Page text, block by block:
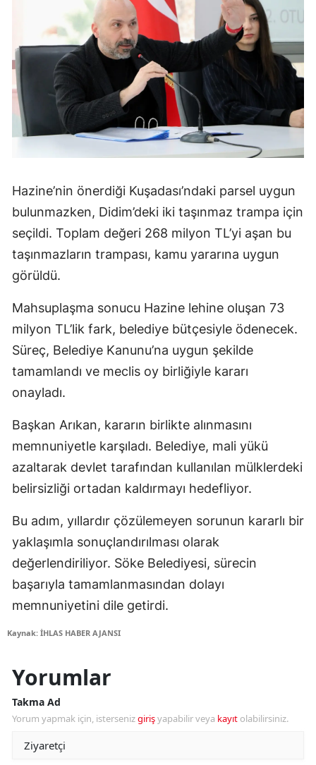
Hazine’nin önerdiği Kuşadası’ndaki parsel uygun
bulunmazken, Didim’deki iki taşınmaz trampa için
seçildi. Toplam değeri 268 milyon TL’yi aşan bu
taşınmazların trampası, kamu yararına uygun
görüldü.
Mahsuplaşma sonucu Hazine lehine oluşan 73
milyon TL’lik fark, belediye bütçesiyle ödenecek.
Süreç, Belediye Kanunu’na uygun şekilde
tamamlandı ve meclis oy birliğiyle kararı
onayladı.
Başkan Arıkan, kararın birlikte alınmasını
memnuniyetle karşıladı. Belediye, mali yükü
azaltarak devlet tarafından kullanılan mülklerdeki
belirsizliği ortadan kaldırmayı hedefliyor.
Bu adım, yıllardır çözülemeyen sorunun kararlı bir
yaklaşımla sonuçlandırılması olarak
değerlendiriliyor. Söke Belediyesi, sürecin
başarıyla tamamlanmasından dolayı
memnuniyetini dile getirdi.
Kaynak: İHLAS HABER AJANSI
Yorumlar
Takma Ad
Yorum yapmak için, istersenizgirişyapabilir veya kayıt olabilirsiniz.